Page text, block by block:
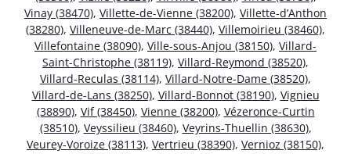
Vinay (38470), Villette-de-Vienne (38200), Villette-d’Anthon
(38280), Villeneuve-de-Marc (38440), Villemoirieu (38460),
Villefontaine (38090), Ville-sous-Anjou (38150), Villard-
Saint-Christophe (38119), Villard-Reymond (38520),
Villard-Reculas (38114), Villard-Notre-Dame (38520),
Villard-de-Lans (38250), Villard-Bonnot (38190), Vignieu
(38890), Vif (38450), Vienne (38200), Vézeronce-Curtin
(38510), Veyssilieu (38460), Veyrins-Thuellin (38630),
Veurey-Voroize (38113), Vertrieu (38390), Vernioz (38150),